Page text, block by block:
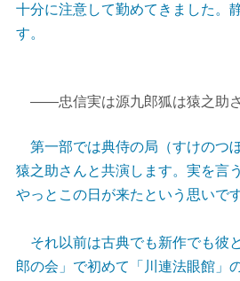
十分に注意して勤めてきました。
す。
――忠信実は源九郎狐は猿之助さ
第一部では典侍の局（すけのつ
猿之助さんと共演します。実を言
やっとこの日が来たという思いです
それ以前は古典でも新作でも彼
郎の会」で初めて「川連法眼館」